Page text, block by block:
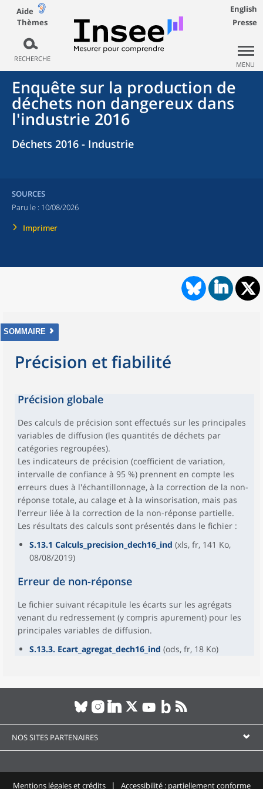
Aide
Thèmes
RECHERCHE
English
Presse
MENU
Enquête sur la production de
déchets non dangereux dans
l'industrie 2016
Déchets 2016 - Industrie
SOURCES
Paru le : 10/08/2026
Imprimer
SOMMAIRE
Précision et fiabilité
Précision globale
Des calculs de précision sont effectués sur les principales
variables de diffusion (les quantités de déchets par
catégories regroupées).
Les indicateurs de précision (coefficient de variation,
intervalle de confiance à 95 %) prennent en compte les
erreurs dues à l'échantillonnage, à la correction de la non-
réponse totale, au calage et à la winsorisation, mais pas
l'erreur liée à la correction de la non-réponse partielle.
Les résultats des calculs sont présentés dans le fichier :
S.13.1 Calculs_precision_dech16_ind (xls, fr, 141 Ko,
08/08/2019)
Erreur de non-réponse
Le fichier suivant récapitule les écarts sur les agrégats
venant du redressement (y compris apurement) pour les
principales variables de diffusion.
S.13.3. Ecart_agregat_dech16_ind (ods, fr, 18 Ko)
NOS SITES PARTENAIRES
Mentions légales et crédits Accessibilité : partiellement conforme